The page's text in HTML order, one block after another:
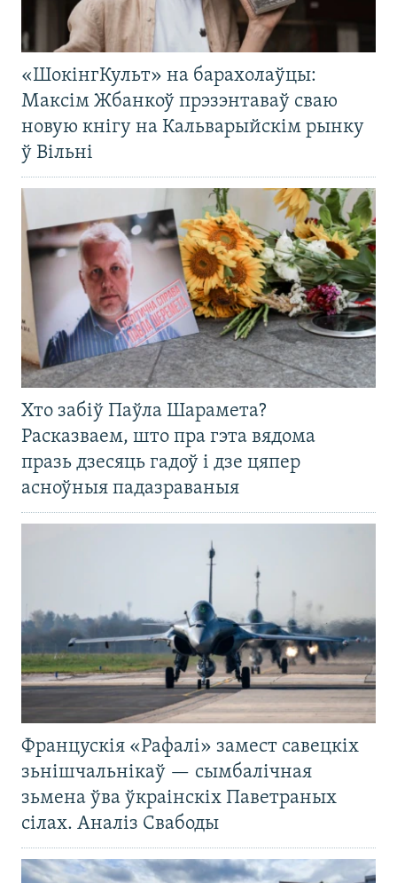
«ШокінгКульт» на барахолаўцы:
Максім Жбанкоў прэзэнтаваў сваю
новую кнігу на Кальварыйскім рынку
ў Вільні
Хто забіў Паўла Шарамета?
Расказваем, што пра гэта вядома
празь дзесяць гадоў і дзе цяпер
асноўныя падазраваныя
Францускія «Рафалі» замест савецкіх
зьнішчальнікаў — сымбалічная
зьмена ўва ўкраінскіх Паветраных
сілах. Аналіз Свабоды